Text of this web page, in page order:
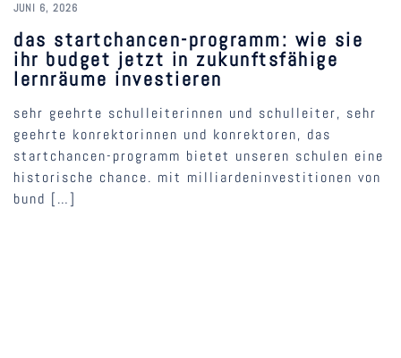
JUNI 6, 2026
das startchancen-programm: wie sie
ihr budget jetzt in zukunftsfähige
lernräume investieren
sehr geehrte schulleiterinnen und schulleiter, sehr
geehrte konrektorinnen und konrektoren, das
startchancen-programm bietet unseren schulen eine
historische chance. mit milliardeninvestitionen von
bund […]